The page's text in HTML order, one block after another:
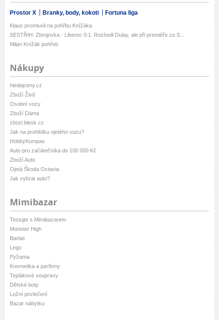
Prostor X Branky, body, kokoti Fortuna liga
Klaus promluvil na pohřbu Knížáka
SESTŘIH: Zbrojovka - Liberec 0:1. Rozhodl Dulay, ale při premiéře za S...
Milan Knížák pohřeb
Nákupy
hledejceny.cz
Zboží Živě
Osobní vozy
Zboží Dáma
zbozi.blesk.cz
Jak na prohlídku ojetého vozu?
HobbyKompas
Auto pro začátečníka do 100 000 Kč
Zboží Auto
Ojetá Škoda Octavia
Jak vybrat auto?
Mimibazar
Testujte s Mimibazarem
Monster High
Barbie
Lego
Pyžama
Kosmetika a parfémy
Teplákové soupravy
Dětské boty
Ložní povlečení
Bazar nábytku